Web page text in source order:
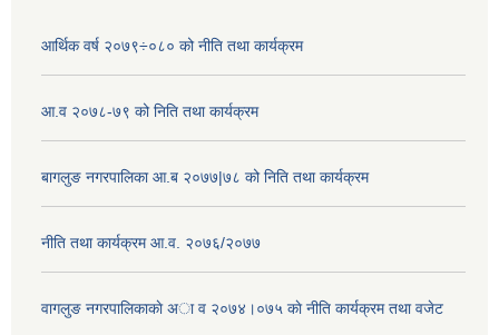
आर्थिक वर्ष २०७९÷०८० को नीति तथा कार्यक्रम
आ.व २०७८-७९ को निति तथा कार्यक्रम
बागलुङ नगरपालिका आ.ब २०७७|७८ को निति तथा कार्यक्रम
नीति तथा कार्यक्रम आ.व. २०७६/२०७७
वागलुङ नगरपालिकाकाे अा‍ व २०७४।०७५ काे नीति कार्यक्रम तथा वजेट